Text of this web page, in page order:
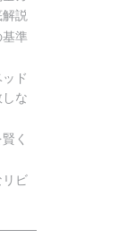
説
基準
ド
な
く
リビ